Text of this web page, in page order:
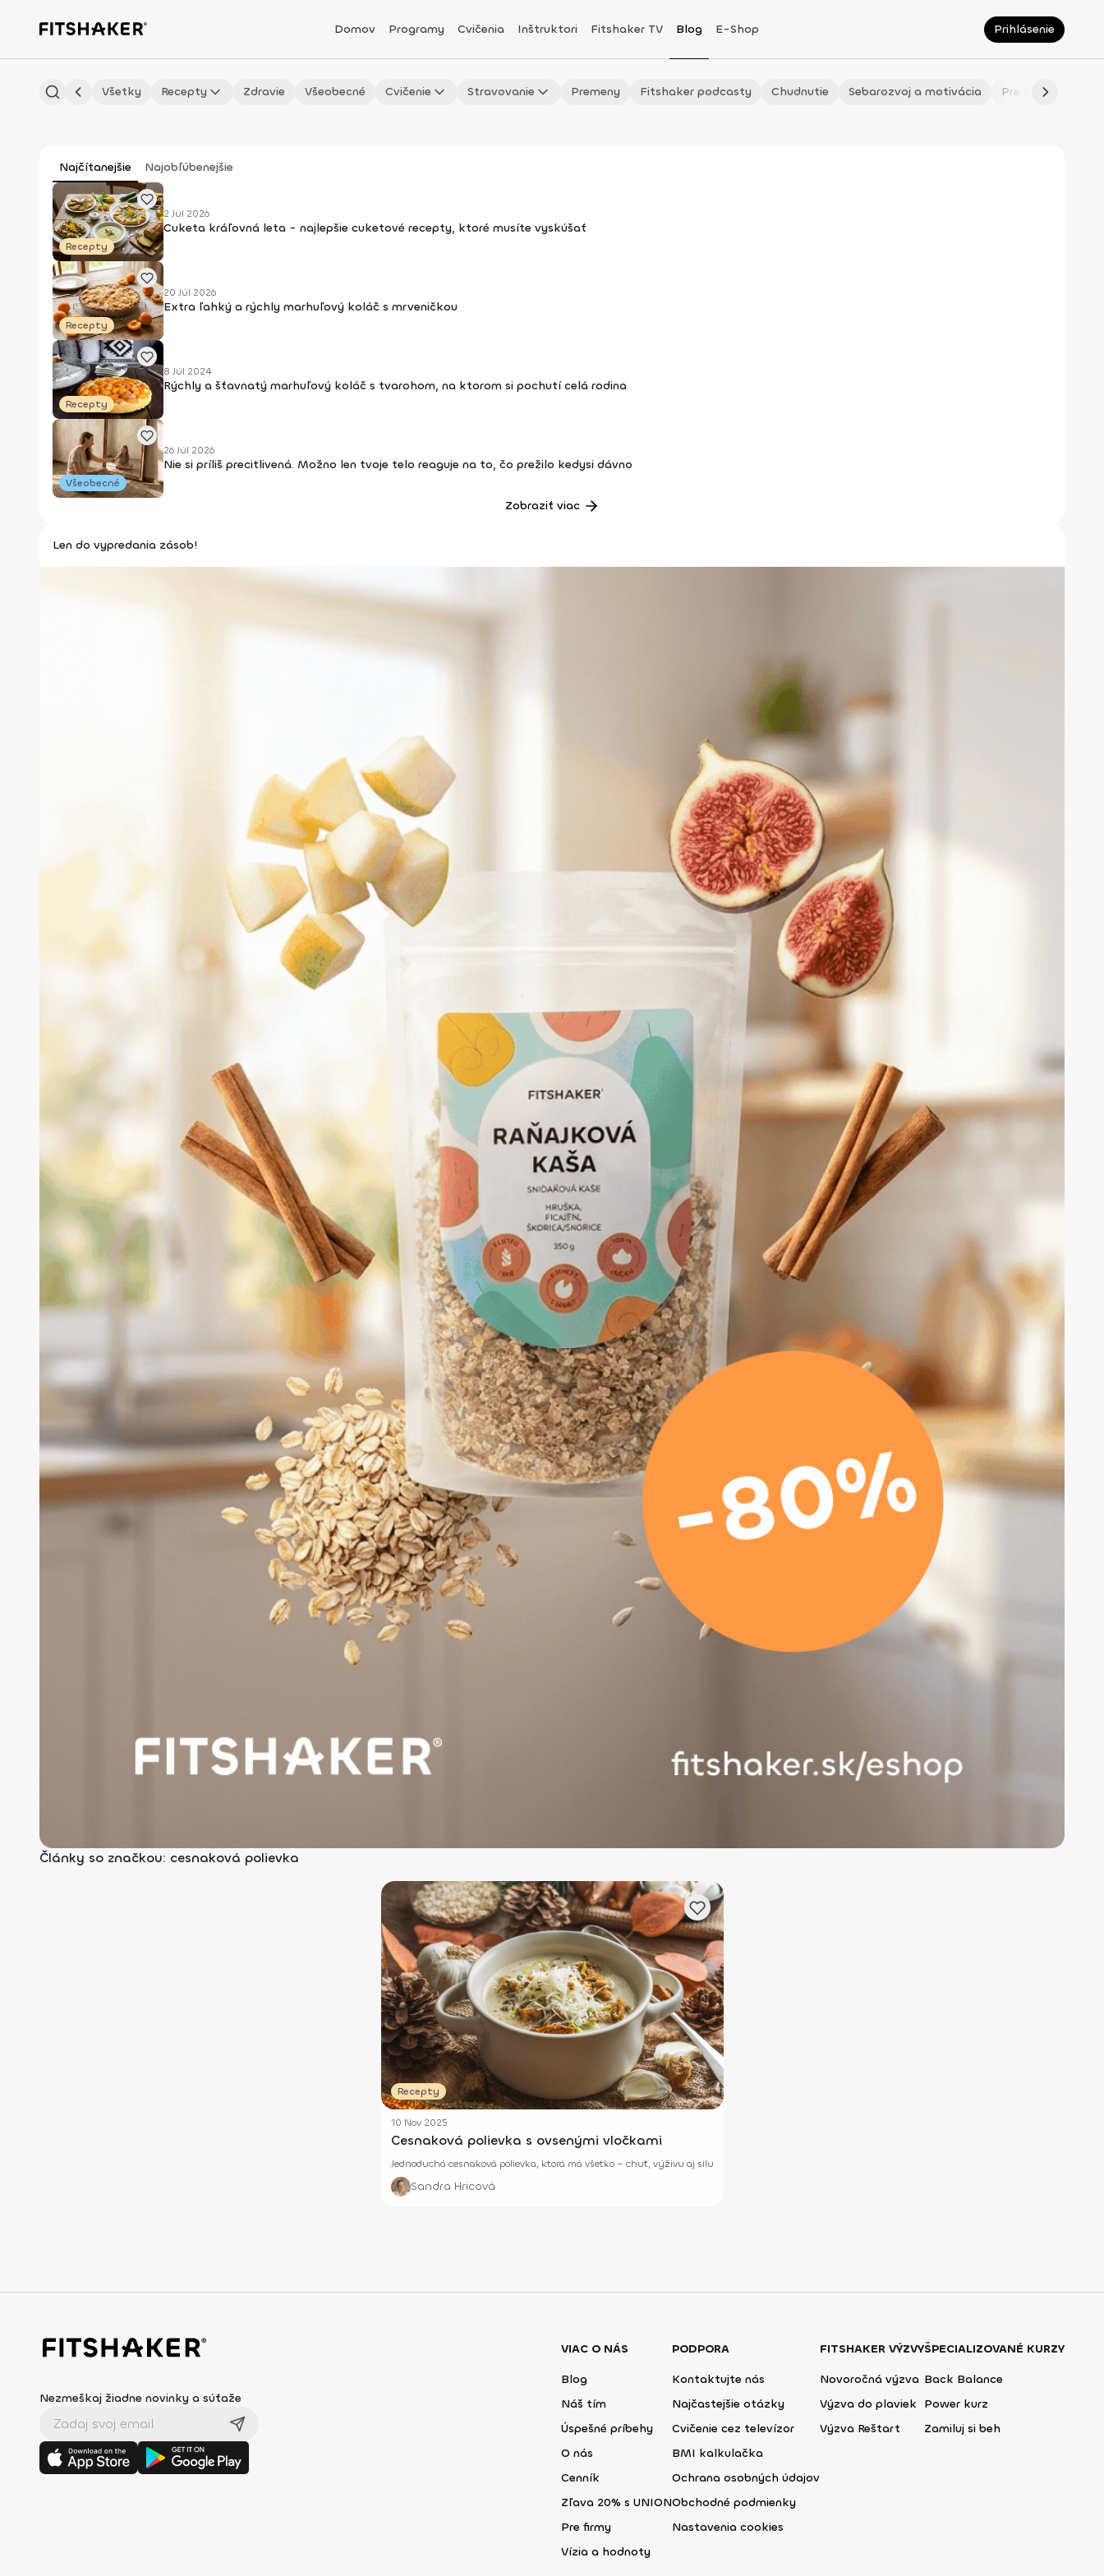
Domov Programy Cvičenia Inštruktori Fitshaker TV Blog E-Shop Prihlásenie
Všetky Recepty Zdravie Všeobecné Cvičenie Stravovanie Premeny Fitshaker podcasty Chudnutie Sebarozvoj a motivácia Pre fitmaminky
Najčítanejšie Najobľúbenejšie
Recepty
2 Júl 2026
Cuketa kráľovná leta - najlepšie cuketové recepty, ktoré musíte vyskúšať
Recepty
20 Júl 2026
Extra ľahký a rýchly marhuľový koláč s mrveničkou
Recepty
8 Júl 2024
Rýchly a šťavnatý marhuľový koláč s tvarohom, na ktorom si pochutí celá rodina
Všeobecné
26 Júl 2026
Nie si príliš precitlivená. Možno len tvoje telo reaguje na to, čo prežilo kedysi dávno
Zobraziť viac
Len do vypredania zásob!
Články so značkou: cesnaková polievka
Recepty
10 Nov 2025
Cesnaková polievka s ovsenými vločkami
Jednoduchá cesnaková polievka, ktorá má všetko – chuť, výživu aj silu
Sandra Hricová
Nezmeškaj žiadne novinky a súťaže
VIAC O NÁS
Blog
Náš tím
Úspešné príbehy
O nás
Cenník
Zľava 20% s UNION
Pre firmy
Vízia a hodnoty
PODPORA
Kontaktujte nás
Najčastejšie otázky
Cvičenie cez televízor
BMI kalkulačka
Ochrana osobných údajov
Obchodné podmienky
Nastavenia cookies
FITSHAKER VÝZVY
Novoročná výzva
Výzva do plaviek
Výzva Reštart
ŠPECIALIZOVANÉ KURZY
Back Balance
Power kurz
Zamiluj si beh